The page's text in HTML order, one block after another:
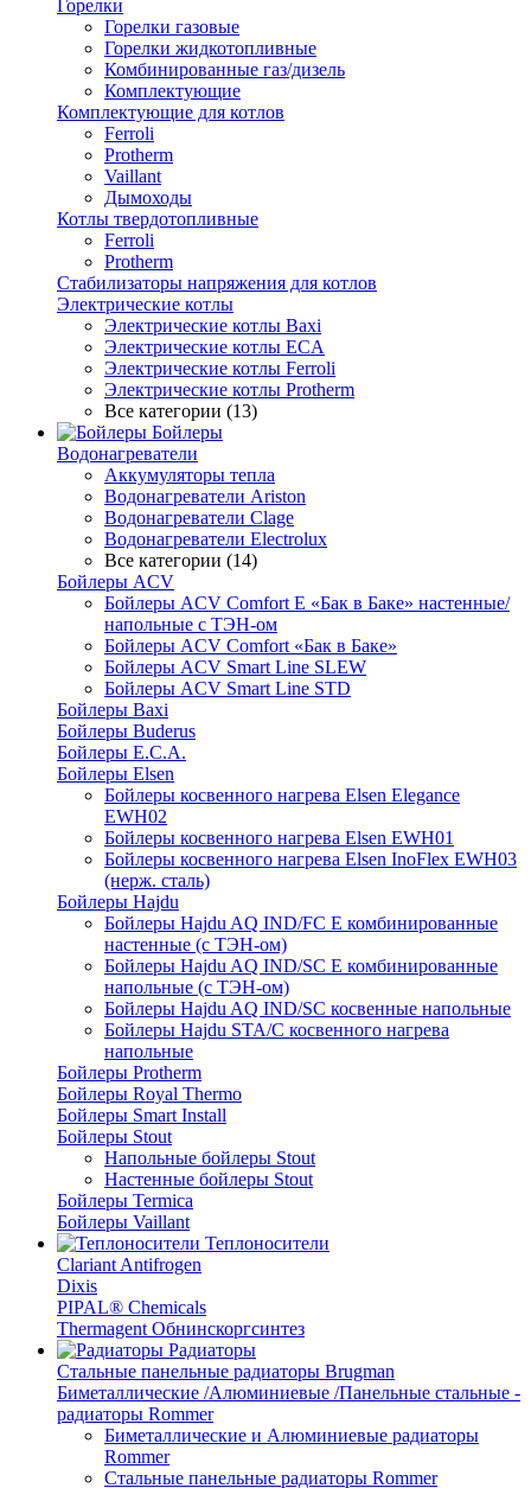
Горелки
Горелки газовые
Горелки жидкотопливные
Комбинированные газ/дизель
Комплектующие
Комплектующие для котлов
Ferroli
Protherm
Vaillant
Дымоходы
Котлы твердотопливные
Ferroli
Protherm
Стабилизаторы напряжения для котлов
Электрические котлы
Электрические котлы Baxi
Электрические котлы ECA
Электрические котлы Ferroli
Электрические котлы Protherm
Все категории (13)
Бойлеры
Водонагреватели
Аккумуляторы тепла
Водонагреватели Ariston
Водонагреватели Clage
Водонагреватели Electrolux
Все категории (14)
Бойлеры ACV
Бойлеры ACV Comfort E «Бак в Баке» настенные/
напольные c ТЭН-ом
Бойлеры ACV Comfort «Бак в Баке»
Бойлеры ACV Smart Line SLEW
Бойлеры ACV Smart Line STD
Бойлеры Baxi
Бойлеры Buderus
Бойлеры E.C.A.
Бойлеры Elsen
Бойлеры косвенного нагрева Elsen Elegance
EWH02
Бойлеры косвенного нагрева Elsen EWH01
Бойлеры косвенного нагрева Elsen InoFlex EWH03
(нерж. сталь)
Бойлеры Hajdu
Бойлеры Hajdu AQ IND/FC E комбинированные
настенные (с ТЭН-ом)
Бойлеры Hajdu AQ IND/SC E комбинированные
напольные (с ТЭН-ом)
Бойлеры Hajdu AQ IND/SC косвенные напольные
Бойлеры Hajdu STA/C косвенного нагрева
напольные
Бойлеры Protherm
Бойлеры Royal Thermo
Бойлеры Smart Install
Бойлеры Stout
Напольные бойлеры Stout
Настенные бойлеры Stout
Бойлеры Termica
Бойлеры Vaillant
Теплоносители
Clariant Antifrogen
Dixis
PIPAL® Chemicals
Thermagent Обнинскоргсинтез
Радиаторы
Стальные панельные радиаторы Brugman
Биметаллические /Алюминиевые /Панельные стальные -
радиаторы Rommer
Биметаллические и Алюминиевые радиаторы
Rommer
Стальные панельные радиаторы Rommer